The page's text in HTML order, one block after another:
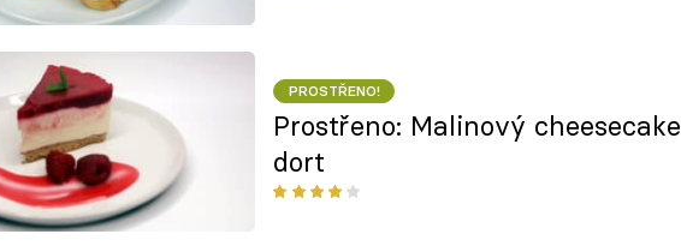
PROSTŘENO!
Prostřeno: Malinový cheesecake
dort